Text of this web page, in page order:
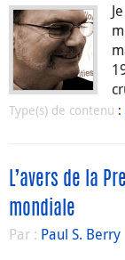
Type(s) de contenu :
L’avers de la
mondiale
Par : Paul S. Berry